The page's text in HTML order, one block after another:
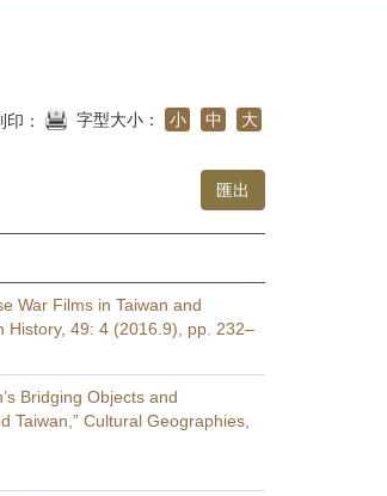
印： 字型大小： 小 中 大
War Films in Taiwan and
History, 49: 4 (2016.9), pp. 232–
Bridging Objects and
Taiwan,” Cultural Geographies,